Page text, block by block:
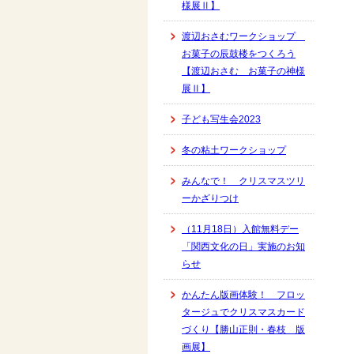
様展Ⅱ】
渡辺おさむワークショップ
お菓子の辰鼓楼をつくろう
【渡辺おさむ お菓子の神様
展Ⅱ】
子ども写生会2023
冬の粘土ワークショップ
みんなで！ クリスマスツリ
ーかざりつけ
（11月18日）入館無料デー
「関西文化の日」実施のお知
らせ
かんたん版画体験！ フロッ
タージュでクリスマスカード
づくり【勝山正則・春枝 版
画展】